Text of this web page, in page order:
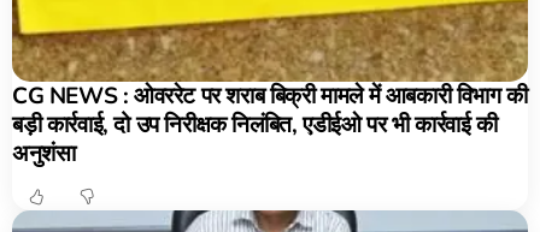
CG NEWS : ओवररेट पर शराब बिक्री मामले में आबकारी विभाग की
बड़ी कार्रवाई, दो उप निरीक्षक निलंबित, एडीईओ पर भी कार्रवाई की
अनुशंसा